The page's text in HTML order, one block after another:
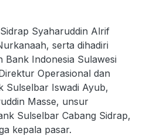
Syaharuddin Alrif
serta dihadiri
Bank Indonesia Sulawesi
Operasional dan
Sulselbar Iswadi Ayub,
Masse, unsur
Sulselbar Cabang Sidrap,
kepala pasar.